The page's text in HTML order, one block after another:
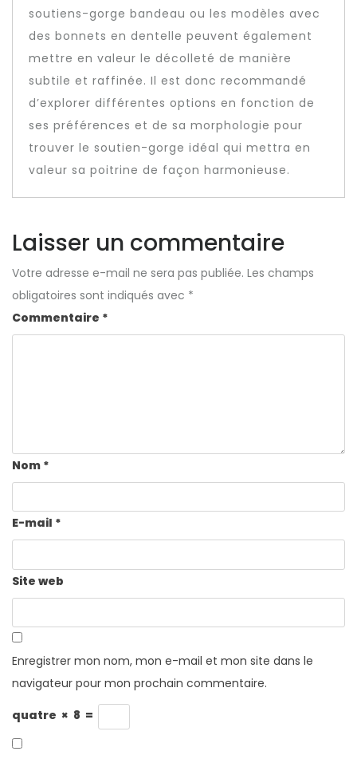
soutiens-gorge bandeau ou les modèles avec
des bonnets en dentelle peuvent également
mettre en valeur le décolleté de manière
subtile et raffinée. Il est donc recommandé
d’explorer différentes options en fonction de
ses préférences et de sa morphologie pour
trouver le soutien-gorge idéal qui mettra en
valeur sa poitrine de façon harmonieuse.
Laisser un commentaire
Votre adresse e-mail ne sera pas publiée. Les champs
obligatoires sont indiqués avec *
Commentaire *
Nom *
E-mail *
Site web
Enregistrer mon nom, mon e-mail et mon site dans le
navigateur pour mon prochain commentaire.
quatre × 8 =